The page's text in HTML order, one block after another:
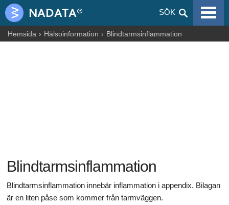
SÖK
VIRALA SJUKDOMAR
ALLERGIER
HÄLSOINFORMATION
Hemsida Hälsoinformation Blindtarmsinflammation
Blindtarmsinflammation
Blindtarmsinflammation innebär inflammation i appendix. Bilagan
är en liten påse som kommer från tarmväggen.